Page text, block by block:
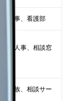
、人事、看護部
医、人事、相談窓
、家族、相談サー